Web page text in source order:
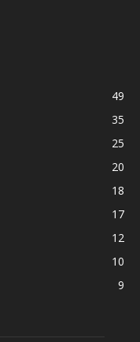
49
35
25
20
18
17
12
10
9